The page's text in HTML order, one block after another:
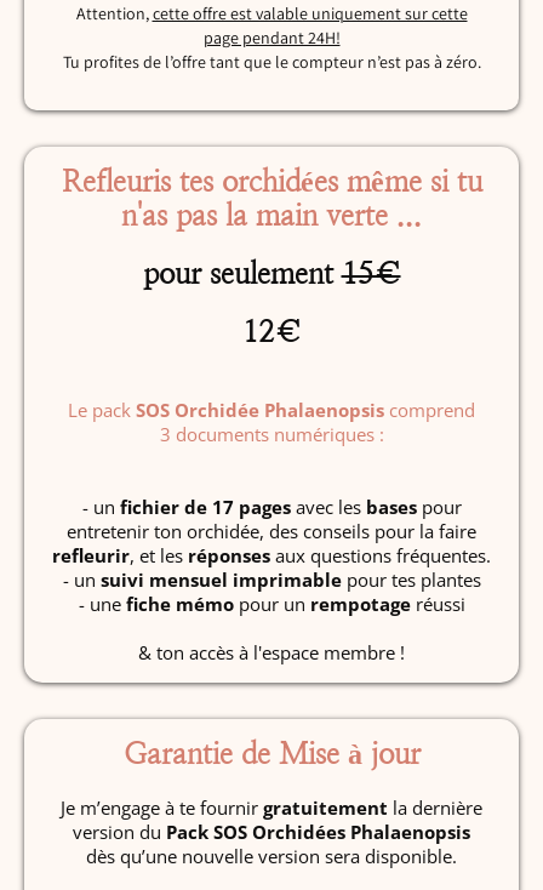
Attention,cette offre est valable uniquement sur cette
page pendant 24H!
Tu profites de l’offre tant que le compteur n’est pas à zéro.
Refleuris tes orchidées même si tu
n'as pas la main verte ...
pour seulement15€
12€
Le pack SOS Orchidée Phalaenopsis comprend
3 documents numériques :
- un fichier de 17 pagesavec les basespour
entretenir ton orchidée, des conseils pour la faire
refleurir, et les réponses aux questions fréquentes.
- un suivi mensuel imprimablepour tes plantes
- unefiche mémopour un rempotageréussi
& ton accès à l'espace membre !
Garantie de Mise à jour
Je m’engage à te fournir gratuitement la dernière
version du Pack SOS Orchidées Phalaenopsis
dès qu’une nouvelle version sera disponible.